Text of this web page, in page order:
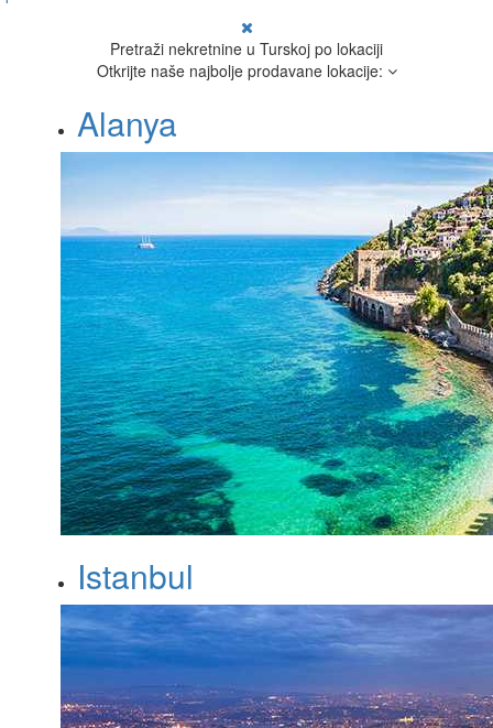
Pretraži nekretnine u Turskoj po lokaciji
Otkrijte naše najbolje prodavane lokacije:
Alanya
Istanbul